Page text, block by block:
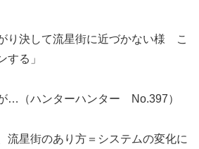
り決して流星街に近づかない様 こ
する」
…（ハンターハンター No.397）
流星街のあり方＝システムの変化に